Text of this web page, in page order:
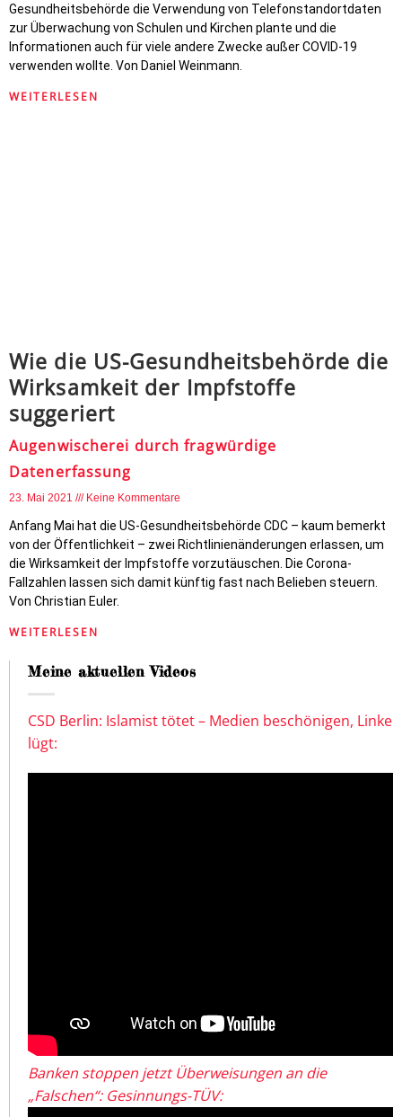
Gesundheitsbehörde die Verwendung von Telefonstandortdaten
zur Überwachung von Schulen und Kirchen plante und die
Informationen auch für viele andere Zwecke außer COVID-19
verwenden wollte. Von Daniel Weinmann.
WEITERLESEN
Wie die US-Gesundheitsbehörde die
Wirksamkeit der Impfstoffe
suggeriert
Augenwischerei durch fragwürdige
Datenerfassung
23. Mai 2021 Keine Kommentare
Anfang Mai hat die US-Gesundheitsbehörde CDC – kaum bemerkt
von der Öffentlichkeit – zwei Richtlinienänderungen erlassen, um
die Wirksamkeit der Impfstoffe vorzutäuschen. Die Corona-
Fallzahlen lassen sich damit künftig fast nach Belieben steuern.
Von Christian Euler.
WEITERLESEN
Meine aktuellen Videos
CSD Berlin: Islamist tötet – Medien beschönigen, Linke
lügt:
Banken stoppen jetzt Überweisungen an die
„Falschen“: Gesinnungs-TÜV: